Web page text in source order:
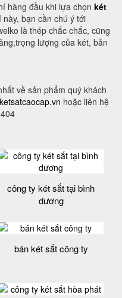
hàng đầu khi lựa chọn két
bạn cần chú ý tới
là thép chắc chắc, cũng
lượng của két, bản
về sản phẩm quý khách
ketsatcaocap.vn hoặc liên hệ
công ty két sắt tại bình
dương
bán két sắt công ty